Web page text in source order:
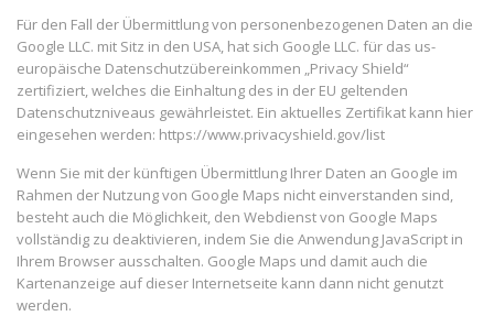
Für den Fall der Übermittlung von personenbezogenen Daten an die
Google LLC. mit Sitz in den USA, hat sich Google LLC. für das us-
europäische Datenschutzübereinkommen „Privacy Shield“
zertifiziert, welches die Einhaltung des in der EU geltenden
Datenschutzniveaus gewährleistet. Ein aktuelles Zertifikat kann hier
eingesehen werden: https://www.privacyshield.gov/list
Wenn Sie mit der künftigen Übermittlung Ihrer Daten an Google im
Rahmen der Nutzung von Google Maps nicht einverstanden sind,
besteht auch die Möglichkeit, den Webdienst von Google Maps
vollständig zu deaktivieren, indem Sie die Anwendung JavaScript in
Ihrem Browser ausschalten. Google Maps und damit auch die
Kartenanzeige auf dieser Internetseite kann dann nicht genutzt
werden.